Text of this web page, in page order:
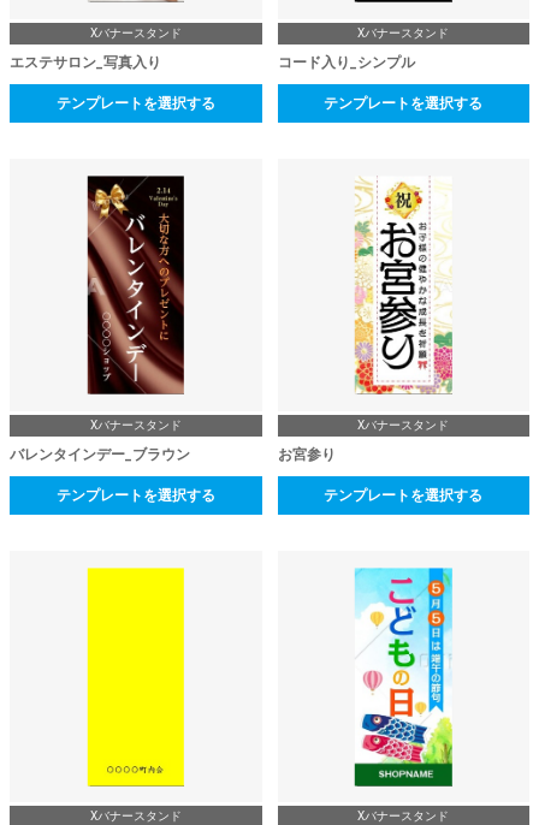
Xバナースタンド
エステサロン_写真入り
テンプレートを選択する
Xバナースタンド
コード入り_シンプル
テンプレートを選択する
Xバナースタンド
バレンタインデー_ブラウン
テンプレートを選択する
Xバナースタンド
お宮参り
テンプレートを選択する
Xバナースタンド Xバナースタンド